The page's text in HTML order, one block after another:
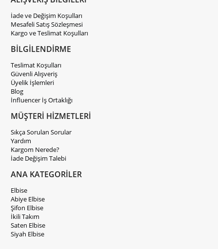
İade ve Değişim Koşulları
Mesafeli Satış Sözleşmesi
Kargo ve Teslimat Koşulları
BİLGİLENDİRME
Teslimat Koşulları
Güvenli Alışveriş
Üyelik İşlemleri
Blog
İnfluencer İş Ortaklığı
MÜŞTERİ HİZMETLERİ
Sıkça Sorulan Sorular
Yardım
Kargom Nerede?
İade Değişim Talebi
ANA KATEGORİLER
Elbise
Abiye Elbise
Şifon Elbise
İkili Takım
Saten Elbise
Siyah Elbise